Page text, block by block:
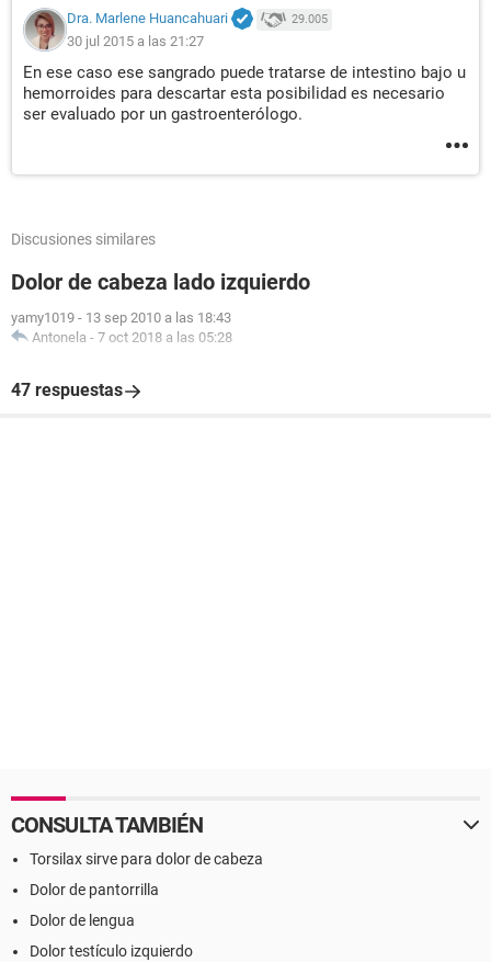
Dra. Marlene Huancahuari 29.005
30 jul 2015 a las 21:27
En ese caso ese sangrado puede tratarse de intestino bajo u
hemorroides para descartar esta posibilidad es necesario
ser evaluado por un gastroenterólogo.
Discusiones similares
Dolor de cabeza lado izquierdo
yamy1019 - 13 sep 2010 a las 18:43
Antonela - 7 oct 2018 a las 05:28
47 respuestas
CONSULTA TAMBIÉN
Torsilax sirve para dolor de cabeza
Dolor de pantorrilla
Dolor de lengua
Dolor testículo izquierdo